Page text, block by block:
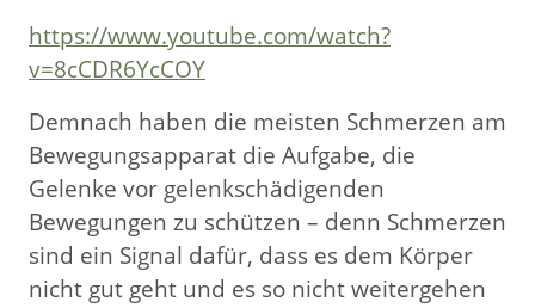
https://www.youtube.com/watch?
v=8cCDR6YcCOY
Demnach haben die meisten Schmerzen am
Bewegungsapparat die Aufgabe, die
Gelenke vor gelenkschädigenden
Bewegungen zu schützen – denn Schmerzen
sind ein Signal dafür, dass es dem Körper
nicht gut geht und es so nicht weitergehen